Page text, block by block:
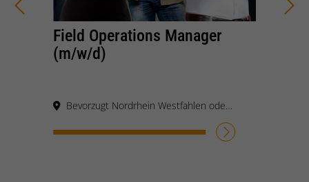
Field Operations Manager
(m/w/d)
Bevorzugt Nordrhein Westfahlen oder bundesweit
JETZT BEWERBEN